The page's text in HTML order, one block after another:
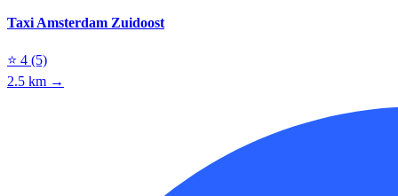
Taxi Amsterdam Zuidoost
⭐ 4 (5)
2.5 km →